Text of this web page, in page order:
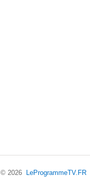
© 2026 LeProgrammeTV.FR